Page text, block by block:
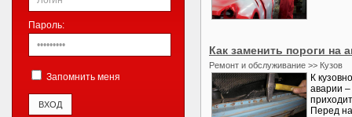
Как заменить пороги на
Ремонт и обслуживание >> Кузов
К
аварии
Перед
Пароль:
Запомнить меня